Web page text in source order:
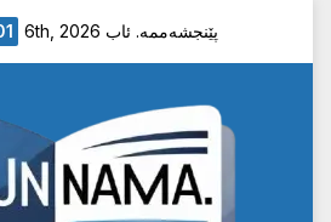
پێنجشەممە. ئاب 6th, 2026